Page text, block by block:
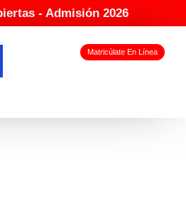
herramientas
- Admisión 2026
Matricúlate En Línea